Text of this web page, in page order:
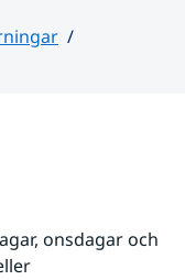
onsdagar och